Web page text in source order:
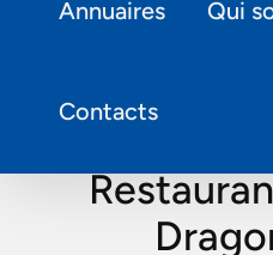
Annuaires Qui
Contacts